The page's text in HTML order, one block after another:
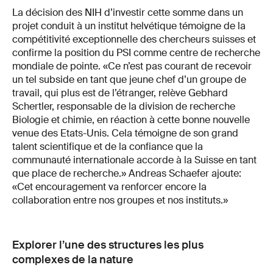
La décision des NIH d’investir cette somme dans un
projet conduit à un institut helvétique témoigne de la
compétitivité exceptionnelle des chercheurs suisses et
confirme la position du PSI comme centre de recherche
mondiale de pointe. «Ce n’est pas courant de recevoir
un tel subside en tant que jeune chef d’un groupe de
travail, qui plus est de l’étranger, relève Gebhard
Schertler, responsable de la division de recherche
Biologie et chimie, en réaction à cette bonne nouvelle
venue des Etats-Unis. Cela témoigne de son grand
talent scientifique et de la confiance que la
communauté internationale accorde à la Suisse en tant
que place de recherche.» Andreas Schaefer ajoute:
«Cet encouragement va renforcer encore la
collaboration entre nos groupes et nos instituts.»
Explorer l’une des structures les plus
complexes de la nature